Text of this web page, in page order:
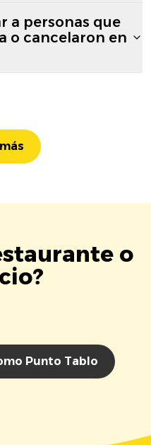
a personas que
o cancelaron en
o
Punto Tablo